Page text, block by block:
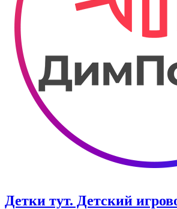
Детки тут. Детский